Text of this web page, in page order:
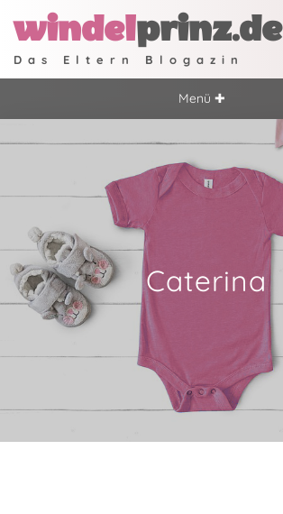
windelprinz.de
Das Eltern Blogazin
Menü ✚
Caterina